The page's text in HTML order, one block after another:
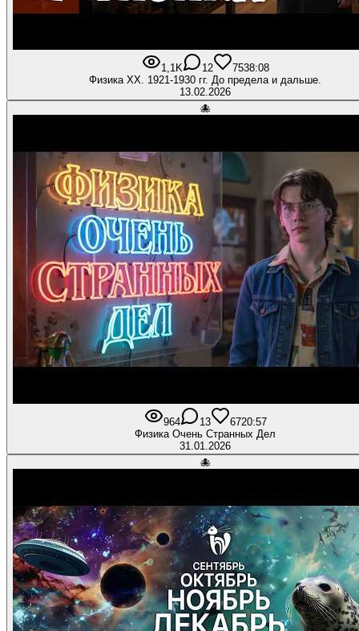
1,1K 12 7538:08
Физика ХХ. 1921-1930 гг. До предела и дальше.
13.02.2026
🐙
964 13 6720:57
Физика Очень Странных Дел
31.01.2026
🐙